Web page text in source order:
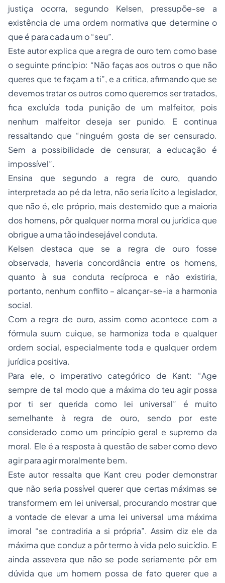
justiça ocorra, segundo Kelsen, pressupõe-se a
existência de uma ordem normativa que determine o
que é para cada um o “seu”.
Este autor explica que a regra de ouro tem como base
o seguinte princípio: “Não faças aos outros o que não
queres que te façam a ti”, e a critica, afirmando que se
devemos tratar os outros como queremos ser tratados,
fica excluída toda punição de um malfeitor, pois
nenhum malfeitor deseja ser punido. E continua
ressaltando que “ninguém gosta de ser censurado.
Sem a possibilidade de censurar, a educação é
impossível”.
Ensina que segundo a regra de ouro, quando
interpretada ao pé da letra, não seria lícito a legislador,
que não é, ele próprio, mais destemido que a maioria
dos homens, pôr qualquer norma moral ou jurídica que
obrigue a uma tão indesejável conduta.
Kelsen destaca que se a regra de ouro fosse
observada, haveria concordância entre os homens,
quanto à sua conduta recíproca e não existiria,
portanto, nenhum conflito – alcançar-se-ia a harmonia
social.
Com a regra de ouro, assim como acontece com a
fórmula suum cuique, se harmoniza toda e qualquer
ordem social, especialmente toda e qualquer ordem
jurídica positiva.
Para ele, o imperativo categórico de Kant: “Age
sempre de tal modo que a máxima do teu agir possa
por ti ser querida como lei universal” é muito
semelhante à regra de ouro, sendo por este
considerado como um princípio geral e supremo da
moral. Ele é a resposta à questão de saber como devo
agir para agir moralmente bem.
Este autor ressalta que Kant creu poder demonstrar
que não seria possível querer que certas máximas se
transformem em lei universal, procurando mostrar que
a vontade de elevar a uma lei universal uma máxima
imoral “se contradiria a si própria”. Assim diz ele da
máxima que conduz a pôr termo à vida pelo suicídio. E
ainda assevera que não se pode seriamente pôr em
dúvida que um homem possa de fato querer que a